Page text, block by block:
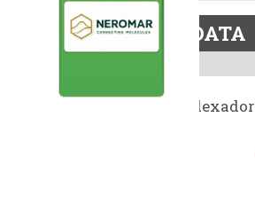
BiodieselDATA
Histórico indexador